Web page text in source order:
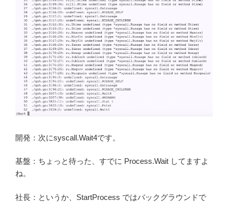
開発：次にsyscall.Wait4です。
基盤：ちょっと待った、すでに Process.Wait してますよ
ね。
社長：というか、StartProcess ではバックグラウンドで